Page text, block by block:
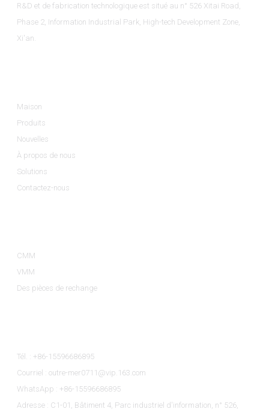
R&D et de fabrication technologique est situé au n° 526 Xitai Road,
Phase 2, Information Industrial Park, High-tech Development Zone,
Xi'an.
Maison
Produits
Nouvelles
À propos de nous
Solutions
Contactez-nous
CMM
VMM
Des pièces de rechange
Tél. : +86-15596686895
Courriel : outre-mer0711@vip.163.com
WhatsApp : +86-15596686895
Adresse : C1-01, Bâtiment 4, Parc industriel d'information, n° 526,